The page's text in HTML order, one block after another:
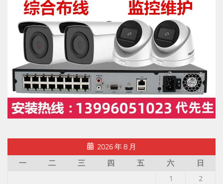
2026 年 8 月
一
二 三 四 五 六
日
1
2